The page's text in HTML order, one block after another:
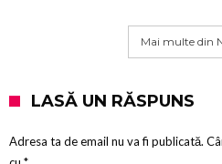
Mai multe din
LASĂ UN RĂSPUNS
Adresa ta de email nu va fi publicată.